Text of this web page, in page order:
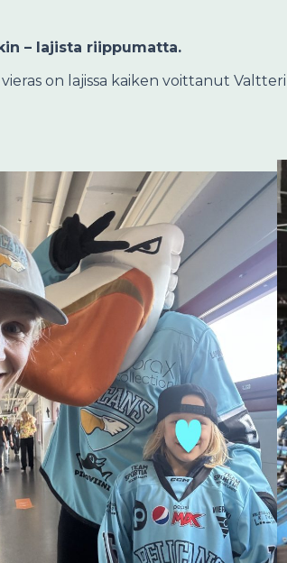
– lajista riippumatta.
on lajissa kaiken voittanut